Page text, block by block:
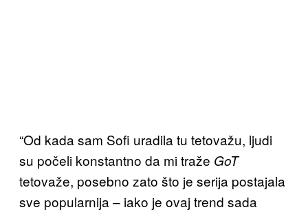
“Od kada sam Sofi uradila tu tetovažu, ljudi
su počeli konstantno da mi traže GoT
tetovaže, posebno zato što je serija postajala
sve popularnija – iako je ovaj trend sada